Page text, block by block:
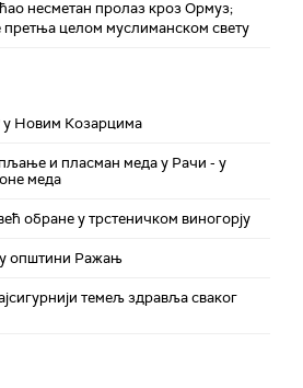
несметан пролаз кроз Ормуз;
претња целом муслиманском свету
у Новим Козарцима
и пласман меда у Рачи - у
меда
обране у трстеничком виногорју
у општини Ражањ
темељ здравља сваког